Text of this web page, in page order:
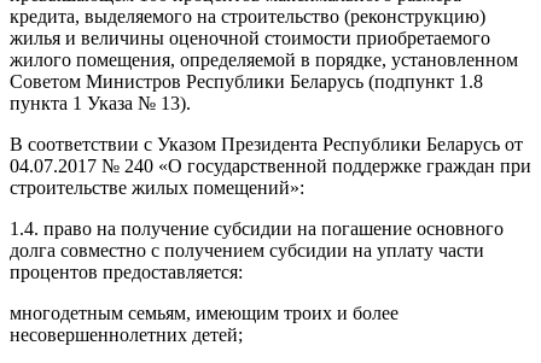
кредита, выделяемого на строительство (реконструкцию)
жилья и величины оценочной стоимости приобретаемого
жилого помещения, определяемой в порядке, установленном
Советом Министров Республики Беларусь (подпункт 1.8
пункта 1 Указа № 13).
В соответствии с Указом Президента Республики Беларусь от
04.07.2017 № 240 «О государственной поддержке граждан при
строительстве жилых помещений»:
1.4. право на получение субсидии на погашение основного
долга совместно с получением субсидии на уплату части
процентов предоставляется:
многодетным семьям, имеющим троих и более
несовершеннолетних детей;